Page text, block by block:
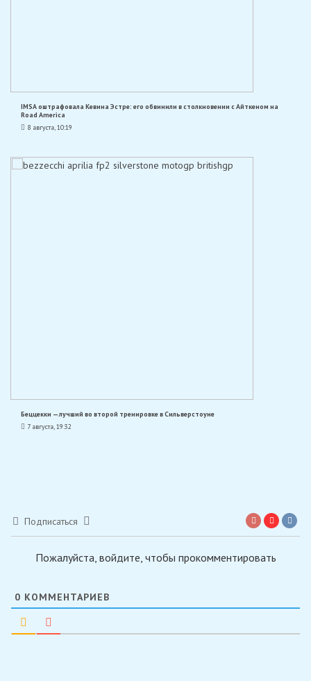
IMSA оштрафовала Кевина Эстре: его обвинили в столкновении с Айткеном на
Road America
8 августа, 10:19
Беццекки — лучший во второй тренировке в Сильверстоуне
7 августа, 19:32
Подписаться
Пожалуйста, войдите, чтобы прокомментировать
0 КОММЕНТАРИЕВ